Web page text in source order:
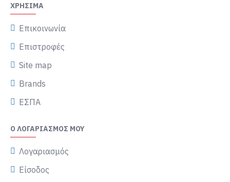
ΧΡΉΣΙΜΑ
Επικοινωνία
Επιστροφές
Site map
Brands
ΕΣΠΑ
Ο ΛΟΓΑΡΙΑΣΜΌΣ ΜΟΥ
Λογαριασμός
Είσοδος